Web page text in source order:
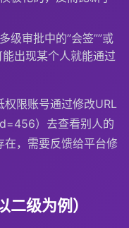
级审批中的”会签””或
出现某个人就能通过
权限账号通过修改URL
）去查看别人的
在，需要反馈给平台修
级为例）